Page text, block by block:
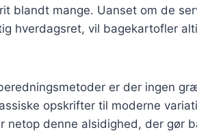
blandt mange. Uanset om de
hverdagsret, vil bagekartofler
er der ingen
opskrifter til moderne
netop denne alsidighed, der gør